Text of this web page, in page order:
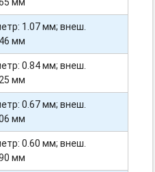
1.07 мм; внеш.
мм
0.84 мм; внеш.
мм
0.67 мм; внеш.
мм
0.60 мм; внеш.
мм